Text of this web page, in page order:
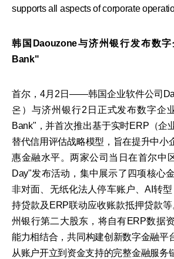
supports all aspects of corporate
韩国Daouzone与济州银行发布数
Bank"
首尔，4月2日——韩国企业软件公司
온）与济州银行2日正式发布数字企
Bank"，并首次推出基于实时ERP（企
替代信用评估战略模型，旨在提升中小
惠金融水平。两家公司当日在首尔中
Day"发布活动，集中展示了四项核心
非对面、无纸化法人停车账户、AI转
持贷款及ERP联动应收账款抵押贷款
州银行第二大股东，将自有ERP数据
能力相结合，共同构建创新数字金融平
从账户开立到资金支持的完整金融服务